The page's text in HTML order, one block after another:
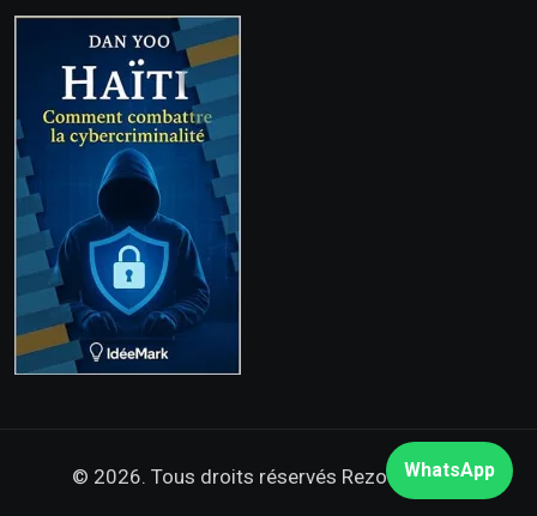
WhatsApp
© 2026. Tous droits réservés Rezo Nòdwès